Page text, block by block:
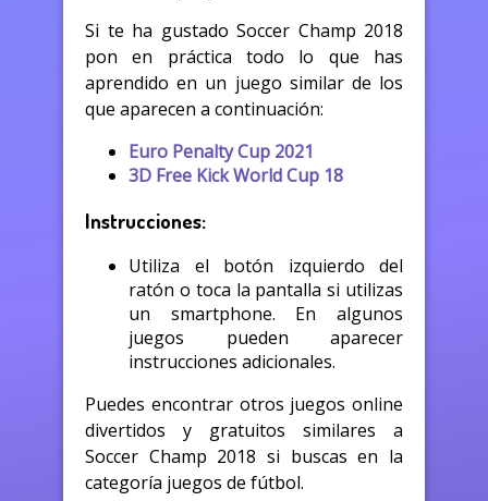
Si te ha gustado Soccer Champ 2018
pon en práctica todo lo que has
aprendido en un juego similar de los
que aparecen a continuación:
Euro Penalty Cup 2021
3D Free Kick World Cup 18
Instrucciones:
Utiliza el botón izquierdo del
ratón o toca la pantalla si utilizas
un smartphone. En algunos
juegos pueden aparecer
instrucciones adicionales.
Puedes encontrar otros juegos online
divertidos y gratuitos similares a
Soccer Champ 2018 si buscas en la
categoría juegos de fútbol.